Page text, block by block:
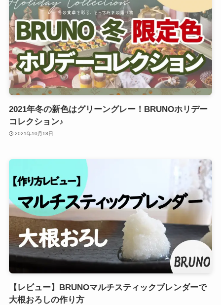
2021年冬の新色はグリーングレー！BRUNOホリデー
コレクション♪
2021年10月18日
【レビュー】BRUNOマルチスティックブレンダーで
大根おろしの作り方